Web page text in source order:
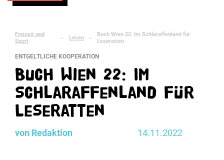
Freizeit und
Sport
► Lesen ►
Buch Wien 22: Im Schlaraffenland für
Leseratten
ENTGELTLICHE KOOPERATION
Buch Wien 22: Im
Schlaraffenland für
Leseratten
von Redaktion 14.11.2022